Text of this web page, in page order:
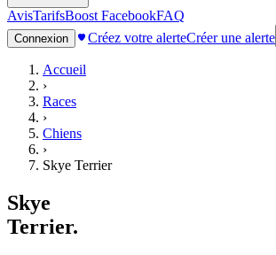
AvisTarifsBoost FacebookFAQ
Connexion Créez votre alerteCréer une alerte
Accueil
›
Races
›
Chiens
›
Skye Terrier
Skye
Terrier.